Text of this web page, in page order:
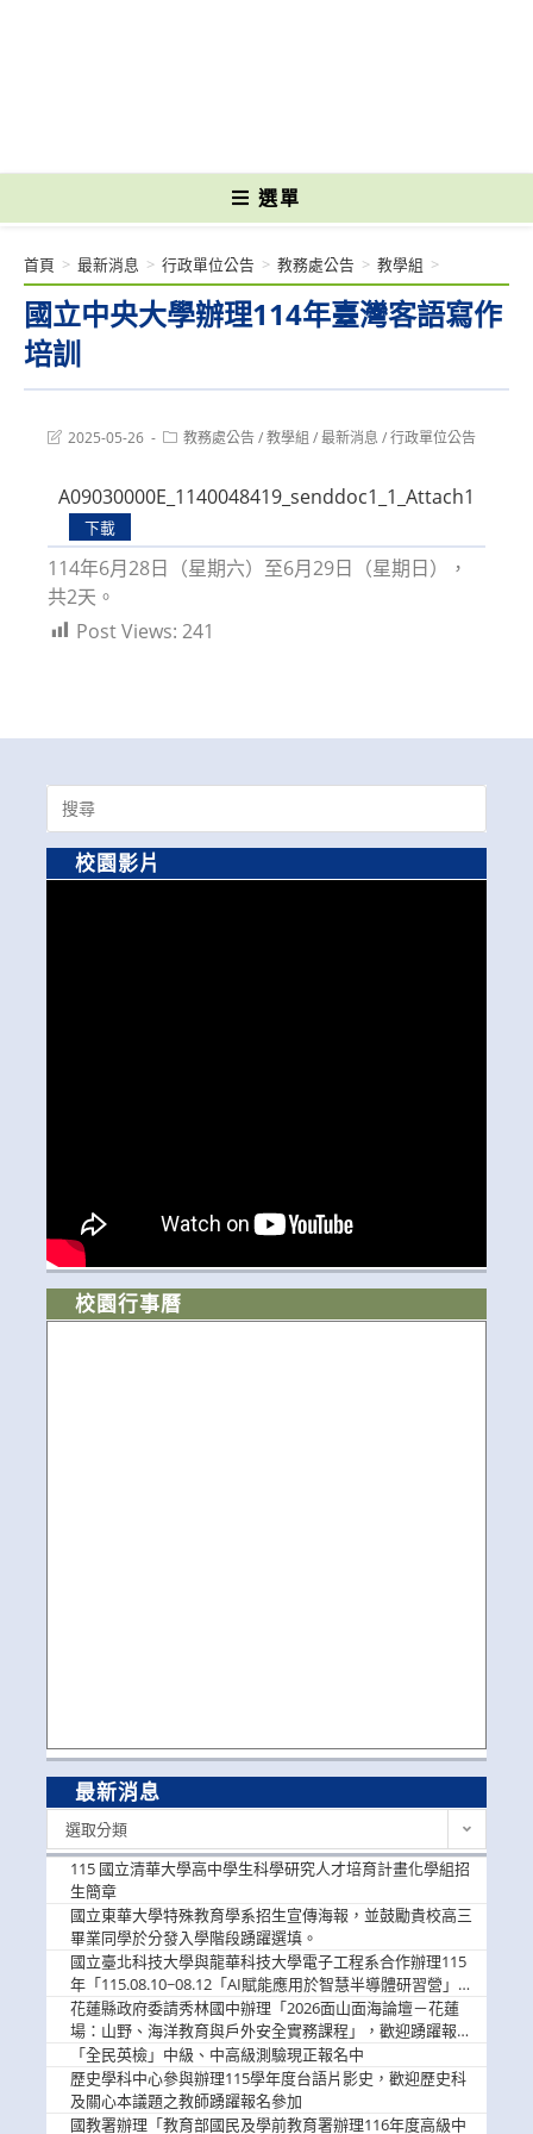
選單
國立中央大學辦理114年臺灣客語寫作
培訓
首頁 > 最新消息 > 行政單位公告 > 教務處公告 > 教學組 >
Post2025-05-26
Post教務處公告/教學組 /最新消息 /行政單位公告
A09030000E_1140048419_senddoc1_1_Attach1
下載
114年6月28日（星期六）至6月29日（星期日），
共2天。
Post Views: 241
Search
for:
校園影片
校園行事曆
最新消息
選取分類
115 國立清華大學高中學生科學研究人才培育計畫化學組招
生簡章
國立東華大學特殊教育學系招生宣傳海報，並鼓勵貴校高三
畢業同學於分發入學階段踴躍選填。
國立臺北科技大學與龍華科技大學電子工程系合作辦理115
年「115.08.10~08.12「AI賦能應用於智慧半導體研習營」，
歡迎學生踴躍報名參加
花蓮縣政府委請秀林國中辦理「2026面山面海論壇－花蓮
場：山野、海洋教育與戶外安全實務課程」，歡迎踴躍報名
參加
「全民英檢」中級、中高級測驗現正報名中
歷史學科中心參與辦理115學年度台語片影史，歡迎歷史科
及關心本議題之教師踴躍報名參加
國教署辦理「教育部國民及學前教育署辦理116年度高級中